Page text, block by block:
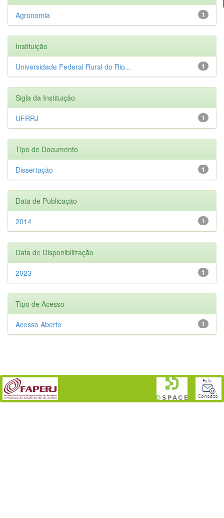
1
Agronomia
Instituição
1
Universidade Federal Rural do Rio...
Sigla da Instituição
1
UFRRJ
Tipo de Documento
1
Dissertação
Data de Publicação
1
2014
Data de Disponibilização
1
2023
Tipo de Acesso
1
Acesso Aberto